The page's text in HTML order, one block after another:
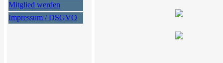
Mitglied werden
Impressum / DSGVO